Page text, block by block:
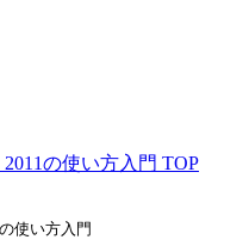
の使い方入門 TOP
使い方入門